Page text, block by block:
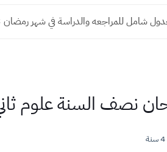
شامل للمراجعه والدراسة في شهر رمضان 2023 جميع مواد...
نصف السنة علوم